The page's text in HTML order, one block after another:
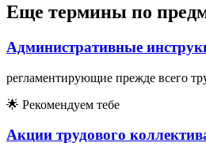
Еще термины по
Административные
регламентирующие прежде всего
🌟 Рекомендуем тебе
Акции трудового